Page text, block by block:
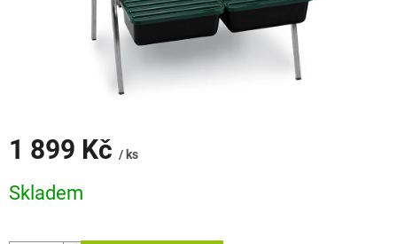
1 899 Kč / ks
cena:
Skladem